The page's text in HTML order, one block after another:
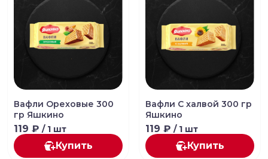
Вафли Ореховые 300
гр Яшкино
119 ₽ / 1 шт
Купить
Вафли С халвой 300 гр
Яшкино
119 ₽ / 1 шт
Купить